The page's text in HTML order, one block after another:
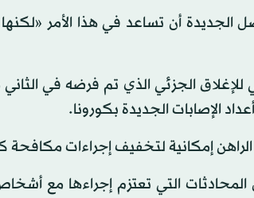
الجديدة أن تساعد في هذا الأمر
الجزئي الذي تم فرضه في
الإصابات الجديدة بكورونا.
إمكانية لتخفيف إجراءات مكافحة
التي تعتزم إجراءها مع